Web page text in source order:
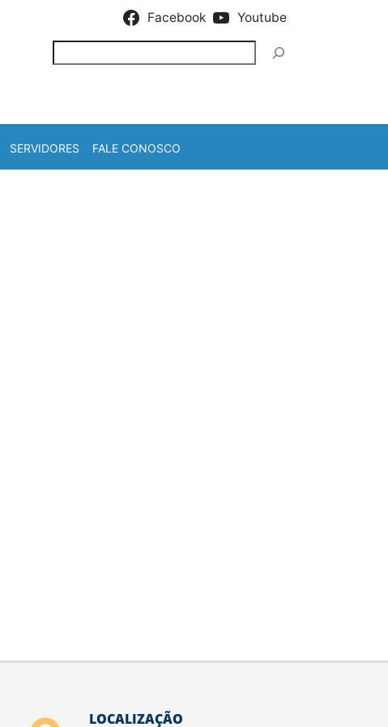
Facebook Youtube
SERVIDORES FALE CONOSCO
LOCALIZAÇÃO